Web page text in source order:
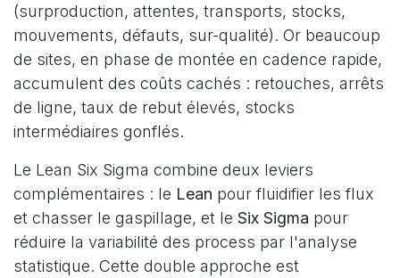
(surproduction, attentes, transports, stocks,
mouvements, défauts, sur-qualité). Or beaucoup
de sites, en phase de montée en cadence rapide,
accumulent des coûts cachés : retouches, arrêts
de ligne, taux de rebut élevés, stocks
intermédiaires gonflés.
Le Lean Six Sigma combine deux leviers
complémentaires : le Lean pour fluidifier les flux
et chasser le gaspillage, et le Six Sigma pour
réduire la variabilité des process par l'analyse
statistique. Cette double approche est